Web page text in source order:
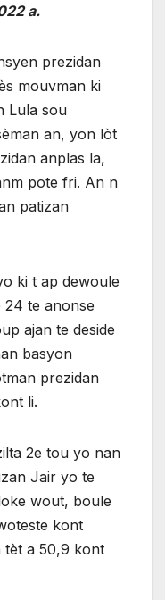
a.
prezidan
mouvman ki
Lula sou
an, yon lòt
anplas la,
pote fri. An n
patizan
ki t ap dewoule
te anonse
ajan te deside
basyon
prezidan
li.
2e tou yo nan
Jair yo te
wout, boule
kont
tèt a 50,9 kont